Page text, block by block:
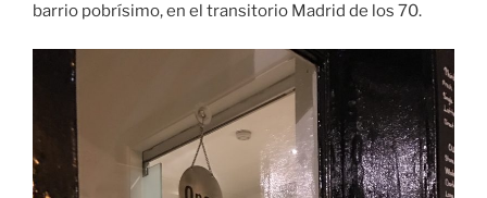
barrio pobrísimo, en el transitorio Madrid de los 70.